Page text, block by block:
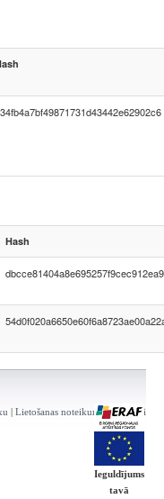
Hash
| Lietošanas noteikumi | Kontakti
Ieguldījums
tavā